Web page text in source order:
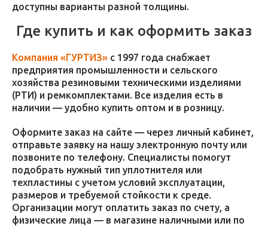
доступны варианты разной толщины.
Где купить и как оформить заказ
Компания «ГУРТИЗ» с 1997 года снабжает
предприятия промышленности и сельского
хозяйства резиновыми техническими изделиями
(РТИ) и ремкомплектами. Все изделия есть в
наличии — удобно купить оптом и в розницу.
Оформите заказ на сайте — через личный кабинет,
отправьте заявку на нашу электронную почту или
позвоните по телефону. Специалисты помогут
подобрать нужный тип уплотнителя или
техпластины с учетом условий эксплуатации,
размеров и требуемой стойкости к среде.
Организации могут оплатить заказ по счету, а
физические лица — в магазине наличными или по